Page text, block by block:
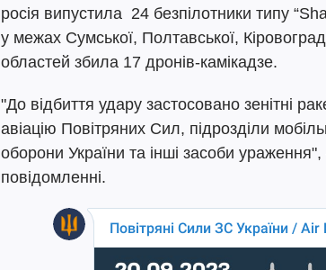
росія випустила 24 безпілотники типу
у межах Сумської, Полтавської,
областей збила 17 дронів-камікадзе.
"До відбиття удару застосовано зенітні
авіацію Повітряних Сил, підрозділи
оборони України та інші засоби ураження",
повідомленні.